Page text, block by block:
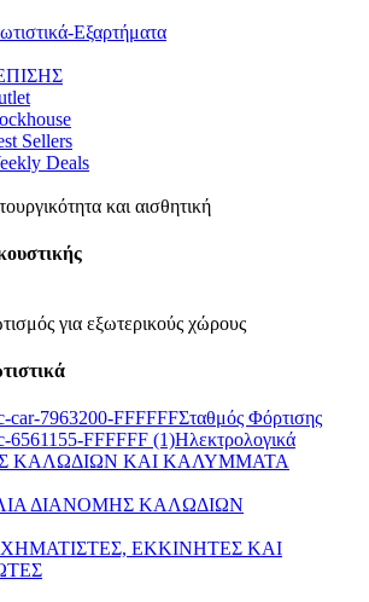
Εξαρτήματα
Sellers
Deals
και αισθητική
για εξωτερικούς χώρους
Σταθμός Φόρτισης
Ηλεκτρολογικά
ΚΑΛΩΔΙΩΝ ΚΑΙ ΚΑΛΥΜΜΑΤΑ
ΔΙΑΝΟΜΗΣ ΚΑΛΩΔΙΩΝ
ΕΚΚΙΝΗΤΕΣ ΚΑΙ